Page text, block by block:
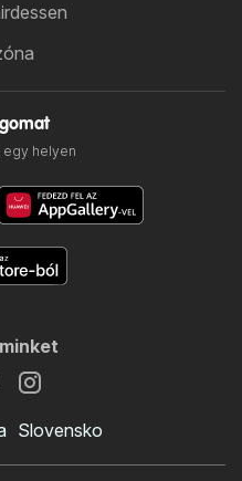
egy helyen
Slovensko